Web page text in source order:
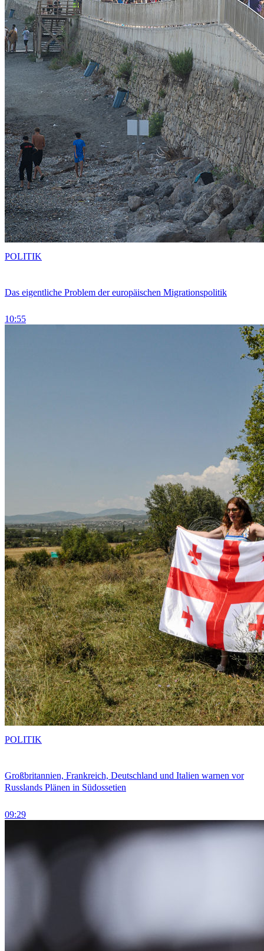
Das eigentliche Problem der europäischen Migrationspolitik
10:55
POLITIK
Großbritannien, Frankreich, Deutschland und Italien warnen vor
Russlands Plänen in Südossetien
09:29
POLITIK